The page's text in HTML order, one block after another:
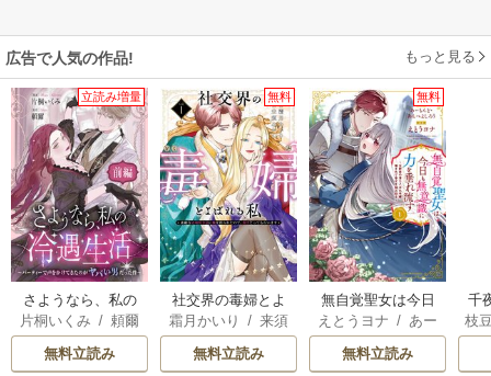
広告で人気の作品! もっと見る
立読み増量
さようなら、私の
冷遇生活 ～パーテ
ィーで声をかけて
きたのがヤバい男
片桐いくみ /頼爾
無料立読み
無料
社交界の毒婦とよ
ばれる私～素敵な
辺境伯令息に腕を
折られたので、責
霜月かいり /来須
みかん
無料立読み
無料
無自覚聖女は今日
も無意識に力を垂
れ流す ～公爵家
の落ちこぼれ令
えとうヨナ /あー
もんど/ あんべよ
しろう
無料立読み
千
国
枝